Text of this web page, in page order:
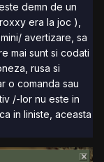
demn de un
era la joc ),
avertizare, sa
mai sunt si codati
rusa si
o comanda sau
/-lor nu este in
in liniste, aceasta